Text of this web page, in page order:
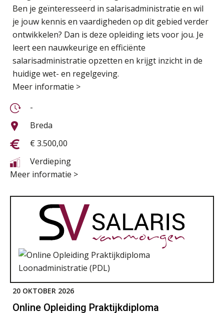
Ben je geïnteresseerd in salarisadministratie en wil
je jouw kennis en vaardigheden op dit gebied verder
ontwikkelen? Dan is deze opleiding iets voor jou. Je
leert een nauwkeurige en efficiënte
salarisadministratie opzetten en krijgt inzicht in de
huidige wet- en regelgeving.
Meer informatie >
-
Breda
€ 3.500,00
Verdieping
Meer informatie >
20 OKTOBER 2026
Online Opleiding Praktijkdiploma